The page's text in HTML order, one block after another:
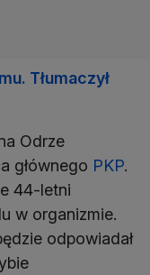
Tłumaczył
Odrze
głównego PKP.
44-letni
w organizmie.
odpowiadał